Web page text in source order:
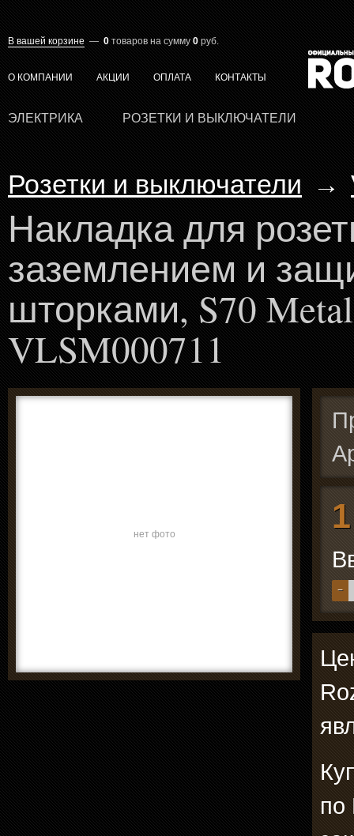
В вашей корзине — 0 товаров на сумму 0 руб.
О КОМПАНИИ АКЦИИ ОПЛАТА КОНТАКТЫ
ЭЛЕКТРИКА РОЗЕТКИ И ВЫКЛЮЧАТЕЛИ
Розетки и выключатели →
Накладка для
заземлением и
шторками, S70
VLSM000711
нет фото
−
по